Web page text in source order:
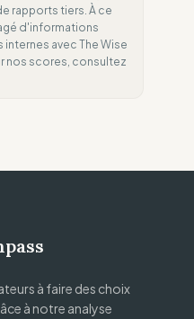
rapports tiers. À ce
d'informations
avec The Wise
nos scores, consultez
à faire des choix
à notre analyse